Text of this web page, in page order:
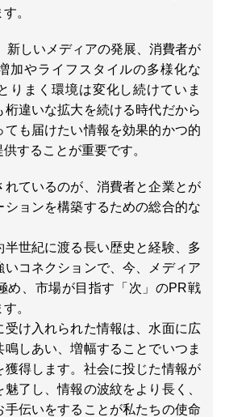
。
新しいメディアの発展、消費者が
加やライフスタイルの多様化な
りまく環境は変化し続けていま
違いな拡大を続ける時代だから
ても届けたい情報を効果的かつ的
することが重要です。
れているのが、消費者と企業とが
ションを構築するための総合的な
半世紀に渡る長い歴史と経験、多
いコネクションで、今、メディア
め、市場が目指す「次」のPR戦
。
受け入れられた情報は、水面に広
しあい、増幅することでいつま
獲得します。社会に投じた情報が
了し、情報の波紋をより長く、
手伝いをすることが私たちの使命